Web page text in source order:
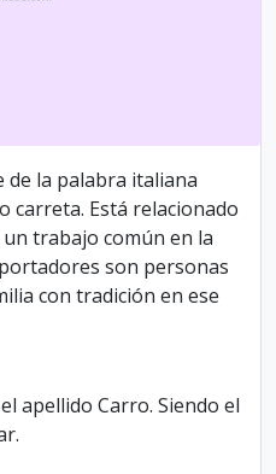
de la palabra italiana
carreta. Está relacionado
trabajo común en la
son personas
con tradición en ese
apellido Carro. Siendo el